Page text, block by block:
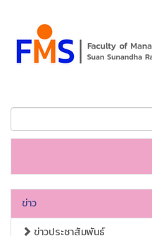
ข่าว
ข่าวประชาสัมพันธ์